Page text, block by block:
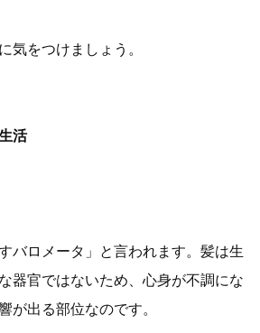
気をつけましょう。
活
バロメータ」と言われます。髪は生
器官ではないため、心身が不調にな
が出る部位なのです。